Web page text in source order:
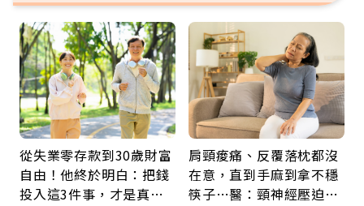
從失業零存款到30歲財富
自由！他終於明白：把錢
投入這3件事，才是真正
肩頸痠痛、反覆落枕都沒
在意，直到手麻到拿不穩
筷子…醫：頸神經壓迫上